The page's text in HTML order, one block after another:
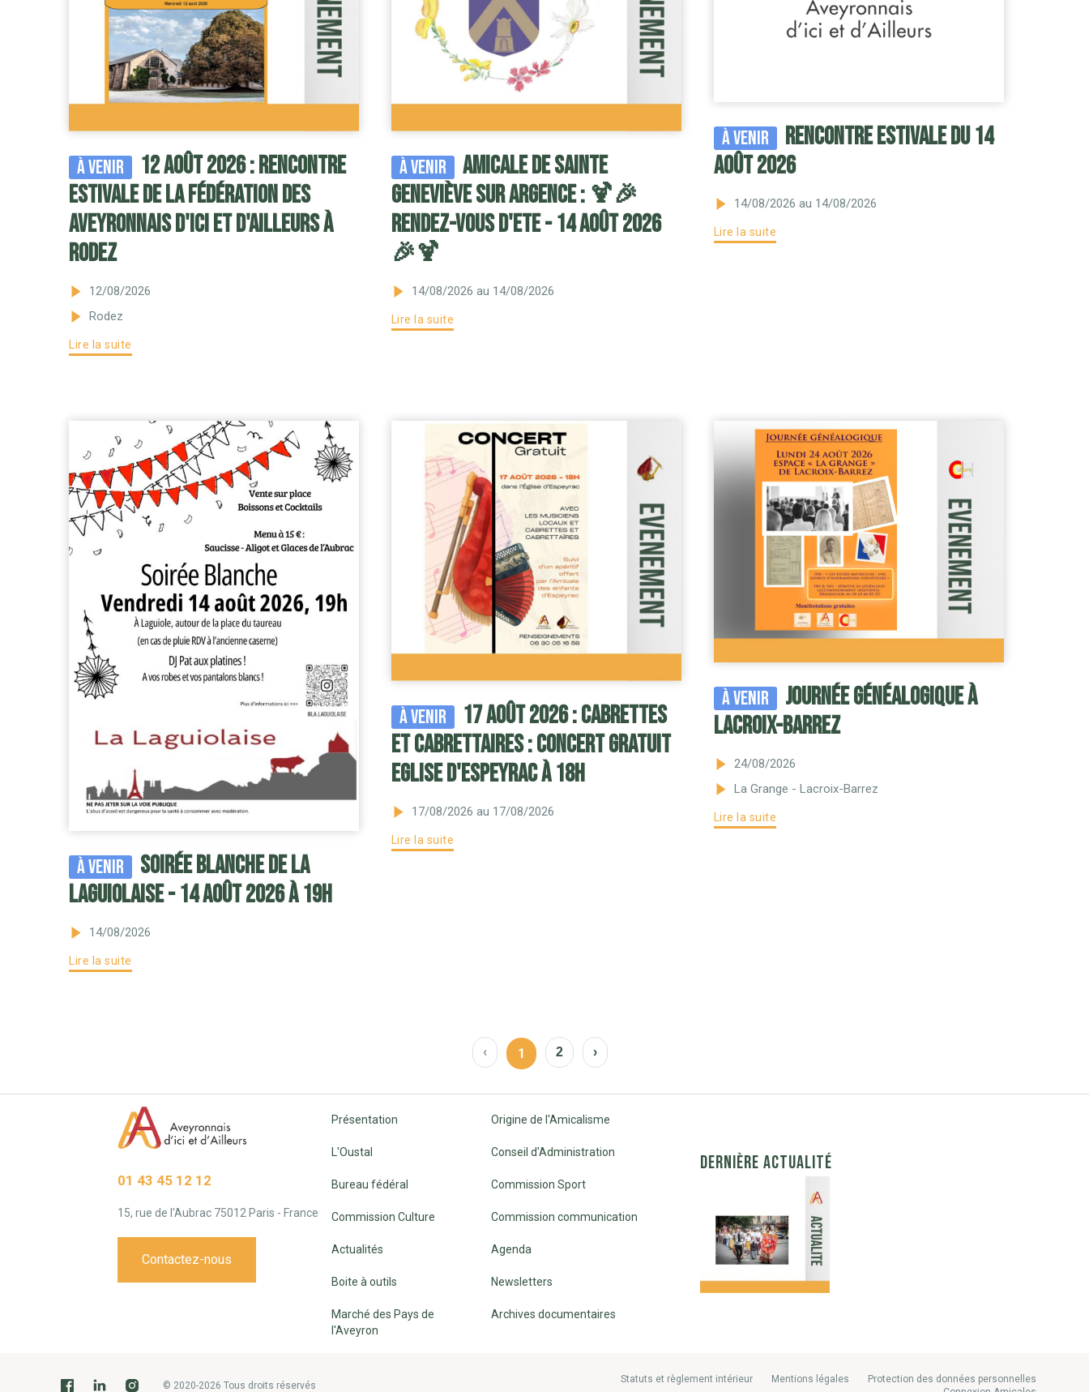
À venir
12 août 2026 : Rencontre
estivale de la Fédération des
Aveyronnais d'Ici et d'Ailleurs à
Rodez
12/08/2026
Rodez
Lire la suite
À venir
Amicale de Sainte
Geneviève sur Argence : 🍹🎉
RENDEZ-VOUS D'ETE - 14 AOÛT 2026
🎉🍹
14/08/2026 au 14/08/2026
Lire la suite
À venir
RENCONTRE ESTIVALE DU 14
AOÛT 2026
14/08/2026 au 14/08/2026
Lire la suite
À venir
Soirée blanche de la
Laguiolaise - 14 août 2026 à 19H
14/08/2026
Lire la suite
À venir
17 août 2026 : Cabrettes
et Cabrettaires : concert gratuit
Eglise d'Espeyrac à 18h
17/08/2026 au 17/08/2026
Lire la suite
À venir
Journée généalogique à
Lacroix-Barrez
24/08/2026
La Grange - Lacroix-Barrez
Lire la suite
‹ 1 2 ›
01 43 45 12 12
15, rue de l'Aubrac 75012 Paris - France
Contactez-nous
Présentation Origine de l'Amicalisme
L'Oustal Conseil d'Administration
Bureau fédéral Commission Sport
Commission Culture Commission communication
Actualités Agenda
Boite à outils Newsletters
Marché des Pays de
l'Aveyron
Archives documentaires
DERNIÈRE ACTUALITÉ
© 2020-2026 Tous droits réservés
Statuts et règlement intérieur Mentions légales
Protection des données personnelles